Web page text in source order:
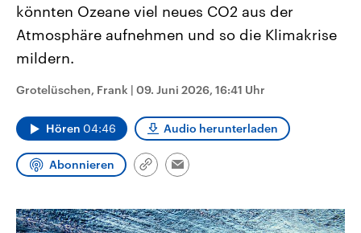
Landtagswahl Sachsen-Anhalt
2026
Alle Informationen
Sachsen-Anhalt wählt am 6.
September 2026 einen neuen
Bundesland von einer Koalition aus
CDU, SPD und FDP regiert.-
Wahlprogramme, aktuelle Berichte
und Hintergründe zu den Parteien
Wahl.
USA
Aktuelle Beiträge,
Hintergründe
mit großem Einfluss auf
aktuelle Weltgeschehen.
Sendungen Programm Podcasts
Audio-Archiv
könnten Ozeane viel neues CO2 aus der
Atmosphäre aufnehmen und so die Klimakrise
mildern.
Grotelüschen, Frank | 09. Juni 2026, 16:41 Uhr
Hören 04:46 Audio herunterladen
Abonnieren
Link
Email